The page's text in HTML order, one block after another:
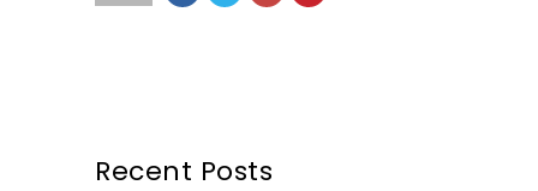
Recent Posts